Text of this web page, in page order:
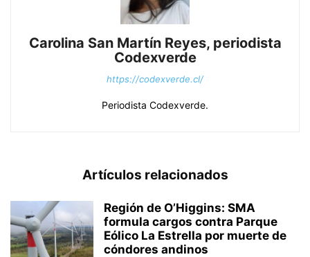
Carolina San Martín Reyes, periodista
Codexverde
https://codexverde.cl/
Periodista Codexverde.
Artículos relacionados
Región de O’Higgins: SMA
formula cargos contra Parque
Eólico La Estrella por muerte de
cóndores andinos